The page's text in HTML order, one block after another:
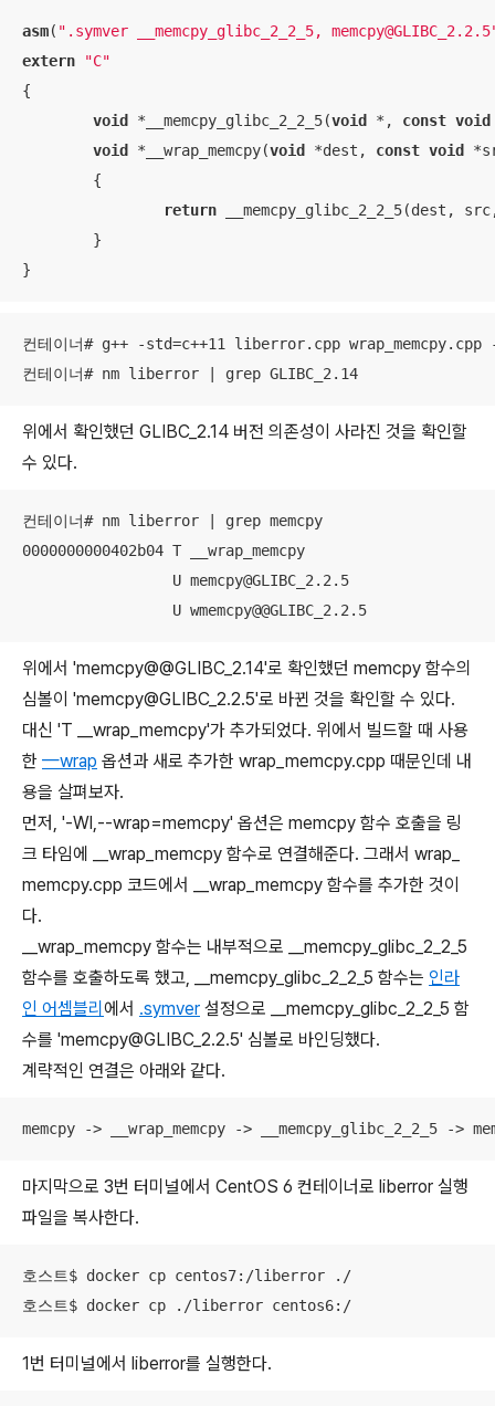
asm( ".symver __memcpy_glibc_2_2_5,
extern
"C"
{
void
*__memcpy_glibc_2_2_5(void *, const void
void
*__wrap_memcpy(void *dest, const void
return __memcpy_glibc_2_2_5(dest,
}
컨테이너# g++ -std=c++11 liberror.cpp
컨테이너# nm liberror | grep GLIBC_2.14
위에서 확인했던 GLIBC_2.14 버전 의존성이 사라진 것을 확인할
수 있다.
컨테이너# nm liberror | grep memcpy
0000000000402b04 T __wrap_memcpy
U memcpy@GLIBC_2.2.5
U wmemcpy@@GLIBC_2.2.5
위에서 'memcpy@@GLIBC_2.14'로 확인했던 memcpy 함수의
심볼이 'memcpy@GLIBC_2.2.5'로 바뀐 것을 확인할 수 있다.
대신 'T __wrap_memcpy'가 추가되었다. 위에서 빌드할 때 사용
한 —wrap 옵션과 새로 추가한 wrap_memcpy.cpp 때문인데 내
용을 살펴보자.
먼저, '-Wl,--wrap=memcpy' 옵션은 memcpy 함수 호출을 링
크 타임에 __wrap_memcpy 함수로 연결해준다. 그래서 wrap_
memcpy.cpp 코드에서 __wrap_memcpy 함수를 추가한 것이
다.
__wrap_memcpy 함수는 내부적으로 __memcpy_glibc_2_2_5
함수를 호출하도록 했고, __memcpy_glibc_2_2_5 함수는 인라
인 어셈블리 에서 .symver 설정으로 __memcpy_glibc_2_2_5 함
수를 'memcpy@GLIBC_2.2.5' 심볼로 바인딩했다.
계략적인 연결은 아래와 같다.
memcpy -> __wrap_memcpy -> __memcpy_glibc_2_2_5 ->
마지막으로 3번 터미널에서 CentOS 6 컨테이너로 liberror 실행
파일을 복사한다.
호스트$ docker cp centos7:/liberror ./
호스트$ docker cp ./liberror centos6:/
1번 터미널에서 liberror를 실행한다.